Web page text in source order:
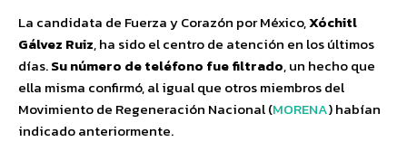
La candidata de Fuerza y Corazón por México,Xóchitl
Gálvez Ruiz, ha sido el centro de atención en los últimos
días.Su número de teléfono fue filtrado, un hecho que
ella misma confirmó, al igual que otros miembros del
Movimiento de Regeneración Nacional (MORENA) habían
indicado anteriormente.